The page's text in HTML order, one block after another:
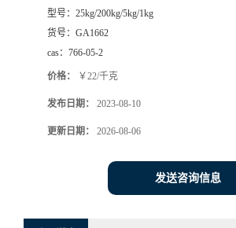
型号： 25kg/200kg/5kg/1kg
货号： GA1662
cas： 766-05-2
价格： ￥22/千克
发布日期： 2023-08-10
更新日期： 2026-08-06
发送咨询信息